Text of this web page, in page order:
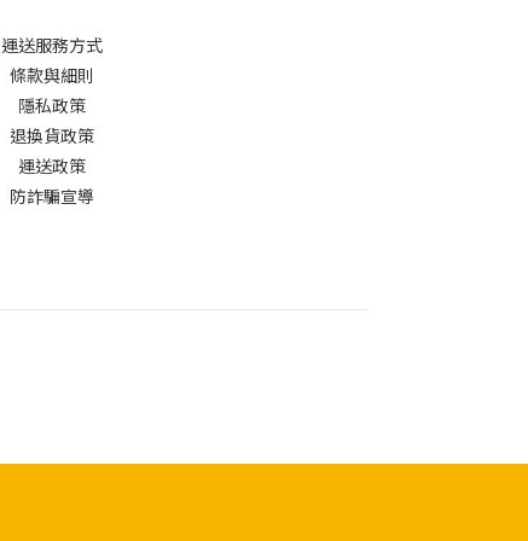
運送服務方式
條款與細則
隱私政策
退換貨政策
運送政策
防詐騙宣導